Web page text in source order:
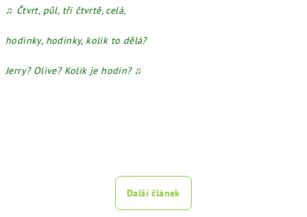
♫ Čtvrt, půl, tři čtvrtě, celá,
hodinky, hodinky, kolik to dělá?
Jerry? Olive? Kolik je hodin? ♫
Další článek